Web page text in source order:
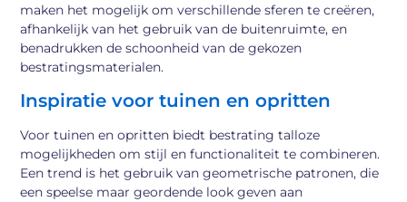
maken het mogelijk om verschillende sferen te creëren,
afhankelijk van het gebruik van de buitenruimte, en
benadrukken de schoonheid van de gekozen
bestratingsmaterialen.
Inspiratie voor tuinen en opritten
Voor tuinen en opritten biedt bestrating talloze
mogelijkheden om stijl en functionaliteit te combineren.
Een trend is het gebruik van geometrische patronen, die
een speelse maar geordende look geven aan